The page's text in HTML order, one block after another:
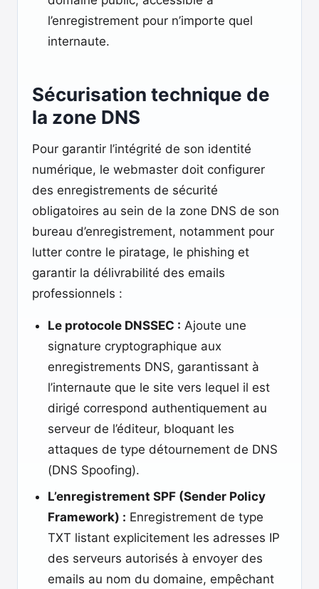
l’enregistrement pour n’importe quel
internaute.
Sécurisation technique de
la zone DNS
Pour garantir l’intégrité de son identité
numérique, le webmaster doit configurer
des enregistrements de sécurité
obligatoires au sein de la zone DNS de son
bureau d’enregistrement, notamment pour
lutter contre le piratage, le phishing et
garantir la délivrabilité des emails
professionnels :
Le protocole DNSSEC : Ajoute une
signature cryptographique aux
enregistrements DNS, garantissant à
l’internaute que le site vers lequel il est
dirigé correspond authentiquement au
serveur de l’éditeur, bloquant les
attaques de type détournement de DNS
(DNS Spoofing).
L’enregistrement SPF (Sender Policy
Framework) : Enregistrement de type
TXT listant explicitement les adresses IP
des serveurs autorisés à envoyer des
emails au nom du domaine, empêchant